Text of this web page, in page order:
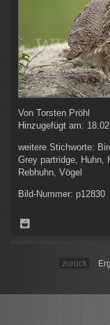
Von Torsten Pröhl
Hinzugefügt am:
weitere Stichworte:
Grey partridge, Huhn,
Rebhuhn, Vögel
Bild-Nummer: p12830
zurück